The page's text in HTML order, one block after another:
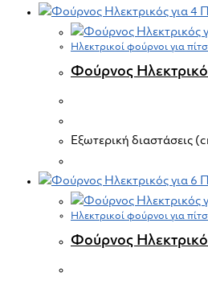
Ηλεκτρικοί φούρνοι για
Φούρνος
Εξωτερική διαστάσεις
Ηλεκτρικοί φούρνοι για
Φούρνος